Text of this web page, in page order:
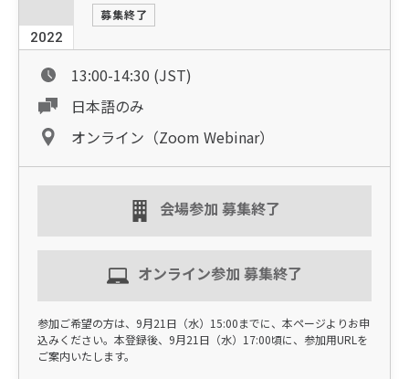
2022
募集終了
13:00-14:30 (JST)
日本語のみ
オンライン（Zoom Webinar）
会場参加 募集終了
オンライン参加 募集終了
参加ご希望の方は、9月21日（水）15:00までに、本ページよりお申
込みください。本登録後、9月21日（水）17:00頃に、参加用URLを
ご案内いたします。